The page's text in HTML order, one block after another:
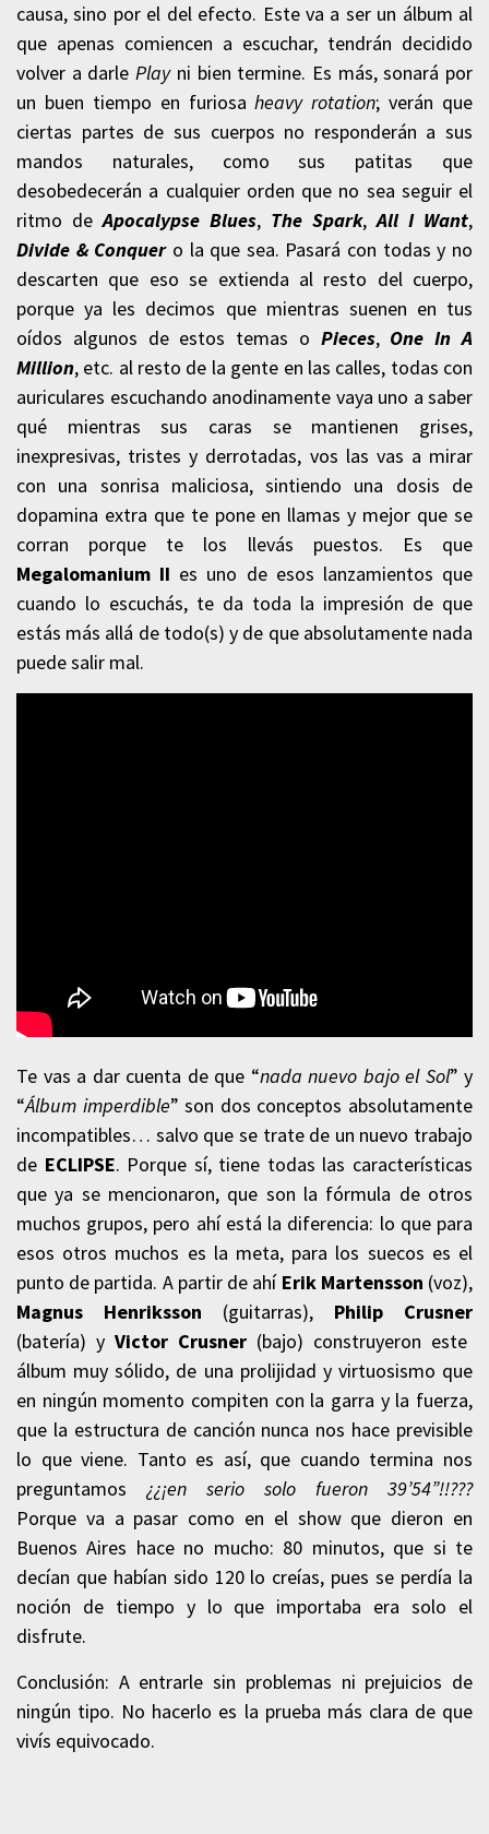
causa, sino por el del efecto. Este va a ser un álbum al
que apenas comiencen a escuchar, tendrán decidido
volver a darlePlayni bien termine. Es más, sonará por
un buen tiempo en furiosaheavy rotation; verán que
ciertas partes de sus cuerpos no responderán a sus
mandos naturales, como sus patitas que
desobedecerán a cualquier orden que no sea seguir el
ritmo deApocalypse Blues, The Spark,All I Want,
Divide & Conquer o la que sea. Pasará con todas y no
descarten que eso se extienda al resto del cuerpo,
porque ya les decimos que mientras suenen en tus
oídos algunos de estos temas o Pieces, One In A
Million, etc. al resto de la gente en las calles, todas con
auriculares escuchando anodinamente vaya uno a saber
qué mientras sus caras se mantienen grises,
inexpresivas, tristes y derrotadas, vos las vas a mirar
con una sonrisa maliciosa, sintiendo una dosis de
dopamina extra que te pone en llamas y mejor que se
corran porque te los llevás puestos. Es que
Megalomanium II es uno de esos lanzamientos que
cuando lo escuchás, te da toda la impresión de que
estás más allá de todo(s) y de que absolutamente nada
puede salir mal.
Te vas a dar cuenta de que “nada nuevo bajo el Sol” y
“Álbum imperdible” son dos conceptos absolutamente
incompatibles… salvo que se trate de un nuevo trabajo
de ECLIPSE. Porque sí, tiene todas las características
que ya se mencionaron, que son la fórmula de otros
muchos grupos, pero ahí está la diferencia: lo que para
esos otros muchos es la meta, para los suecos es el
punto de partida. A partir de ahí Erik Martensson (voz),
Magnus Henriksson (guitarras), Philip Crusner
(batería) y Victor Crusner (bajo) construyeron este
álbum muy sólido, de una prolijidad y virtuosismo que
en ningún momento compiten con la garra y la fuerza,
que la estructura de canción nunca nos hace previsible
lo que viene. Tanto es así, que cuando termina nos
preguntamos ¿¿¡en serio solo fueron 39’54”!!???
Porque va a pasar como en el show que dieron en
Buenos Aires hace no mucho: 80 minutos, que si te
decían que habían sido 120 lo creías, pues se perdía la
noción de tiempo y lo que importaba era solo el
disfrute.
Conclusión: A entrarle sin problemas ni prejuicios de
ningún tipo. No hacerlo es la prueba más clara de que
vivís equivocado.